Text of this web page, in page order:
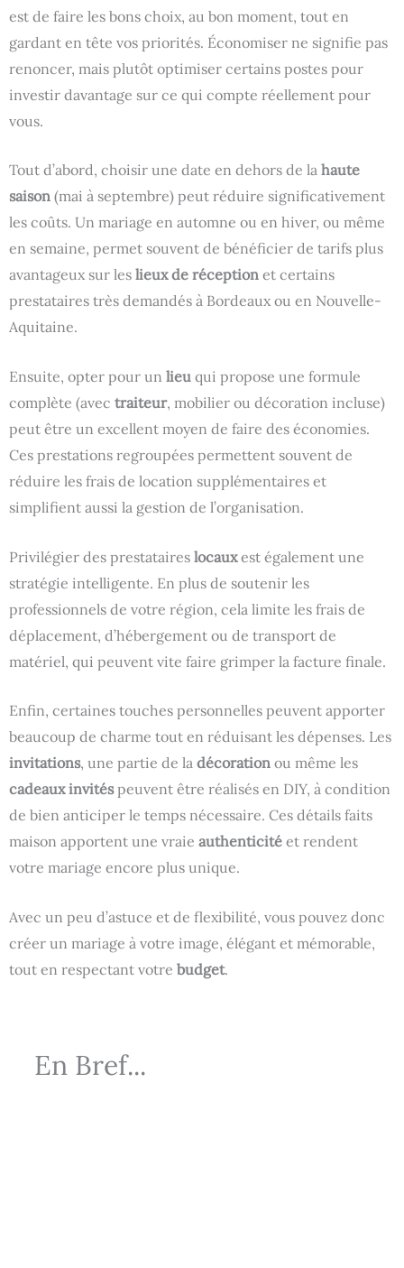
est de faire les bons choix, au bon moment, tout en
gardant en tête vos priorités. Économiser ne signifie pas
renoncer, mais plutôt optimiser certains postes pour
investir davantage sur ce qui compte réellement pour
vous.
Tout d’abord, choisir une date en dehors de la haute
saison (mai à septembre) peut réduire significativement
les coûts. Un mariage en automne ou en hiver, ou même
en semaine, permet souvent de bénéficier de tarifs plus
avantageux sur les lieux de réception et certains
prestataires très demandés à Bordeaux ou en Nouvelle-
Aquitaine.
Ensuite, opter pour un lieu qui propose une formule
complète (avec traiteur, mobilier ou décoration incluse)
peut être un excellent moyen de faire des économies.
Ces prestations regroupées permettent souvent de
réduire les frais de location supplémentaires et
simplifient aussi la gestion de l’organisation.
Privilégier des prestataires locauxest également une
stratégie intelligente. En plus de soutenir les
professionnels de votre région, cela limite les frais de
déplacement, d’hébergement ou de transport de
matériel, qui peuvent vite faire grimper la facture finale.
Enfin, certaines touches personnelles peuvent apporter
beaucoup de charme tout en réduisant les dépenses. Les
invitations, une partie de la décoration ou même les
cadeaux invitéspeuvent être réalisés en DIY, à condition
de bien anticiper le temps nécessaire. Ces détails faits
maison apportent une vraie authenticité et rendent
votre mariage encore plus unique.
Avec un peu d’astuce et de flexibilité, vous pouvez donc
créer un mariage à votre image, élégant et mémorable,
tout en respectant votre budget.
En Bref...